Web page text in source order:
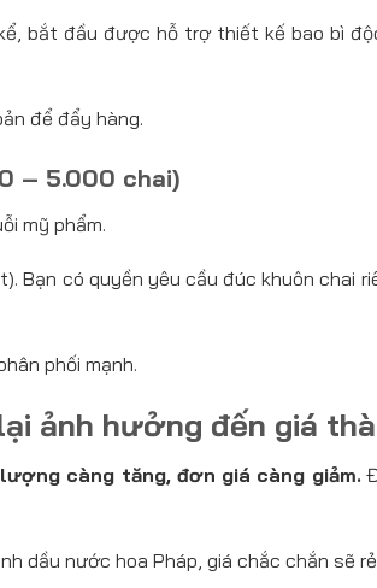
bắt đầu được hỗ trợ thiết kế bao bì
để đẩy hàng.
– 5.000 chai)
mỹ phẩm.
Bạn có quyền yêu cầu đúc khuôn chai
phối mạnh.
ảnh hưởng đến giá
càng tăng, đơn giá càng giảm.
dầu nước hoa Pháp, giá chắc chắn sẽ